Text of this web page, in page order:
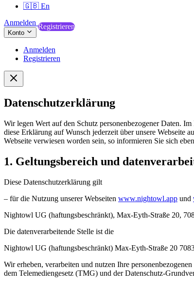
🇬🇧 En
Anmelden Registrieren
Konto
Anmelden
Registrieren
Datenschutzerklärung
Wir legen Wert auf den Schutz personenbezogener Daten.
diese Erklärung auf Wunsch jederzeit über unsere Webseite
Webseite verwiesen worden sein, so informieren Sie sich
1. Geltungsbereich und
Diese Datenschutzerklärung gilt
– für die Nutzung unserer Webseiten www.nightowl.app und
Nightowl UG (haftungsbeschränkt), Max-Eyth-Straße 20,
Die datenverarbeitende Stelle ist die
Nightowl UG (haftungsbeschränkt) Max-Eyth-Straße 20
Wir erheben, verarbeiten und nutzen Ihre
dem Telemediengesetz (TMG) und der Datenschutz-